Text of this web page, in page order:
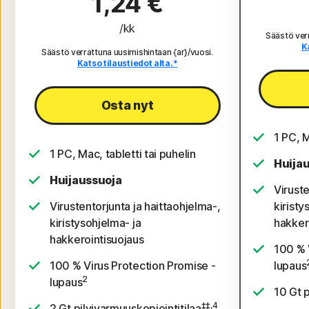
/kk
Säästö verrattuna uusimishintaan {ar}/vuosi.
Katso tilaustiedot alta.*
Osta nyt
1 PC, Mac, tabletti tai puhelin
Huijaussuoja
Virustentorjunta ja haittaohjelma-,
kiristysohjelma- ja
hakkerointisuojaus
100 % Virus Protection Promise -
lupaus2
‡‡,4
Säästö
1 PC,
100
lupaus
10 Gt